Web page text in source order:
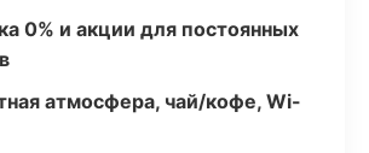
0% и акции для постоянных
атмосфера, чай/кофе, Wi-